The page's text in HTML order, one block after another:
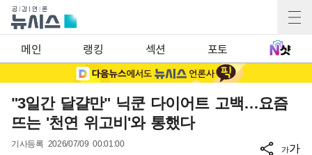
메인 랭킹 섹션 포토
"3일간 달걀만" 닉쿤 다이어트 고백…요즘
뜨는 '천연 위고비'와 통했다
기사등록 2026/07/09 00:01:00
가가